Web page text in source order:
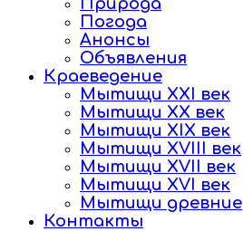
Природа
Погода
Анонсы
Объявления
Краеведение
Мытищи XXI век
Мытищи XX век
Мытищи XIX век
Мытищи XVIII век
Мытищи XVII век
Мытищи XVI век
Мытищи древние
Контакты